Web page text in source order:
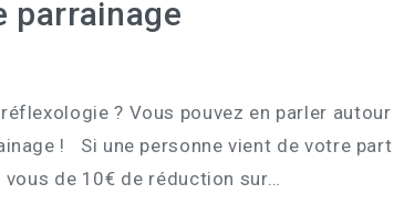
parrainage
? Vous pouvez en parler autour
! Si une personne vient de votre part
de 10€ de réduction sur…